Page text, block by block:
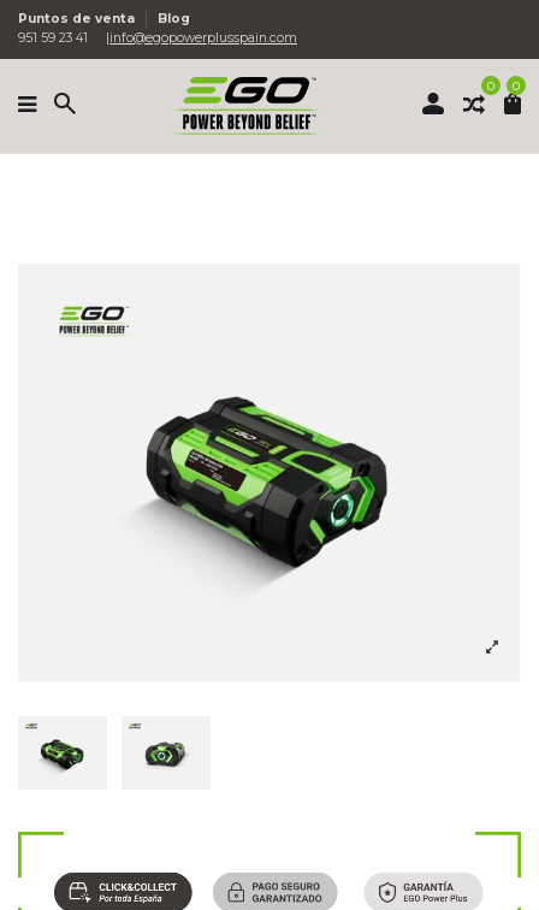
Puntos de venta
Blog
951 59 23 41
info@egopowerplusspain.com
0 0